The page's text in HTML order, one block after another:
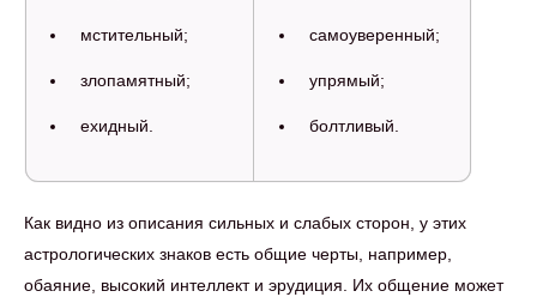
мстительный;
злопамятный;
ехидный.
самоуверенный;
упрямый;
болтливый.
Как видно из описания сильных и слабых сторон, у этих
астрологических знаков есть общие черты, например,
обаяние, высокий интеллект и эрудиция. Их общение может